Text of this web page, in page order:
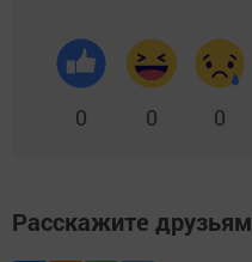
0 0 0
Расскажите друзьям